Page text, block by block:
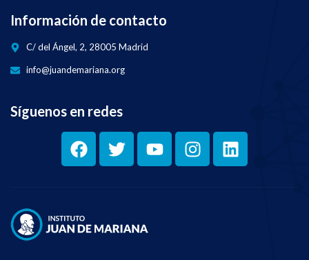
Información de contacto
C/ del Ángel, 2, 28005 Madrid
info@juandemariana.org
Síguenos en redes